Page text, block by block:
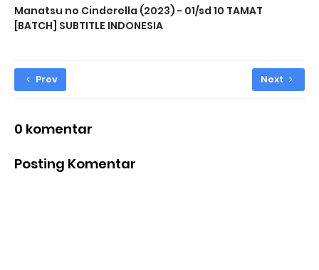
Manatsu no Cinderella (2023) - 01/sd 10 TAMAT
[BATCH] SUBTITLE INDONESIA
Prev Next
0 komentar
Posting Komentar